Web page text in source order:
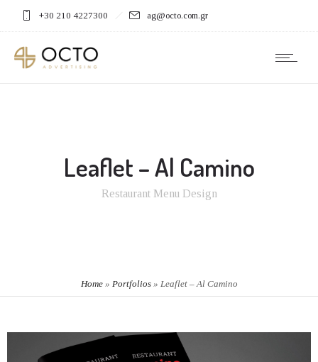
+30 210 4227300 ag@octo.com.gr
Leaflet – Al Camino
Restaurant Menu Design
Home» Portfolios» Leaflet – Al Camino